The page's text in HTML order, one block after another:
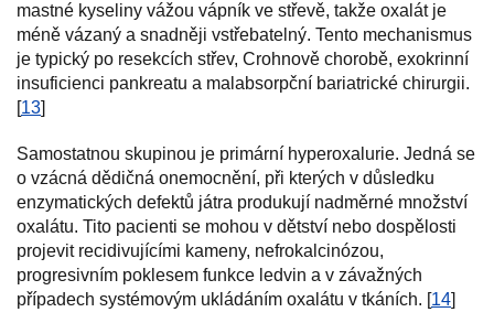
mastné kyseliny vážou vápník ve střevě, takže oxalát je
méně vázaný a snadněji vstřebatelný. Tento mechanismus
je typický po resekcích střev, Crohnově chorobě, exokrinní
insuficienci pankreatu a malabsorpční bariatrické chirurgii.
[13]
Samostatnou skupinou je primární hyperoxalurie. Jedná se
o vzácná dědičná onemocnění, při kterých v důsledku
enzymatických defektů játra produkují nadměrné množství
oxalátu. Tito pacienti se mohou v dětství nebo dospělosti
projevit recidivujícími kameny, nefrokalcinózou,
progresivním poklesem funkce ledvin a v závažných
případech systémovým ukládáním oxalátu v tkáních. [14]